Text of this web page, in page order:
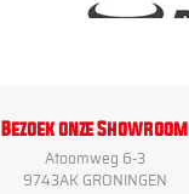
Bezoek onze Showroom
Atoomweg 6-3
9743AK GRONINGEN